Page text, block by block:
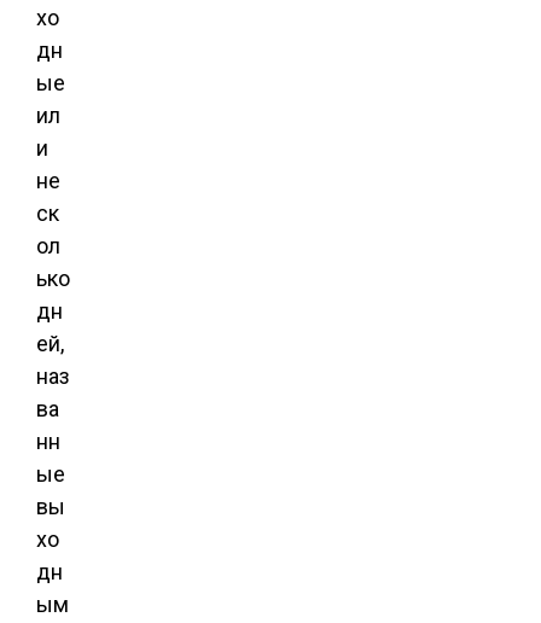
хо
дн
ые
ил
и
не
ск
ол
ько
дн
ей,
наз
ва
нн
ые
вы
хо
дн
ым